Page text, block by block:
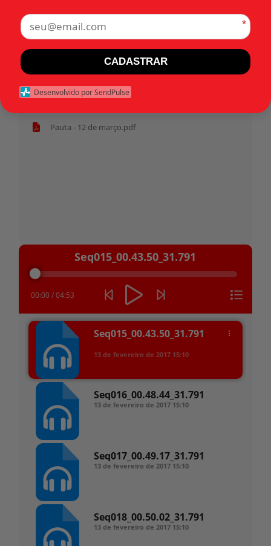
Tags:
Início
Pauta - 12 de março.pdf
Tocador
áudio
Seq015_00.43.50_31.791
00:00 /04:53
Seq015_00.43.50_31.791
13 de fevereiro de 2017 15:10
Seq016_00.48.44_31.791
13 de fevereiro de 2017 15:10
Seq017_00.49.17_31.791
13 de fevereiro de 2017 15:10
Seq018_00.50.02_31.791
13 de fevereiro de 2017 15:10
*
CADASTRAR
Desenvolvido por SendPulse